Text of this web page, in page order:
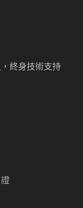
終身技術支持